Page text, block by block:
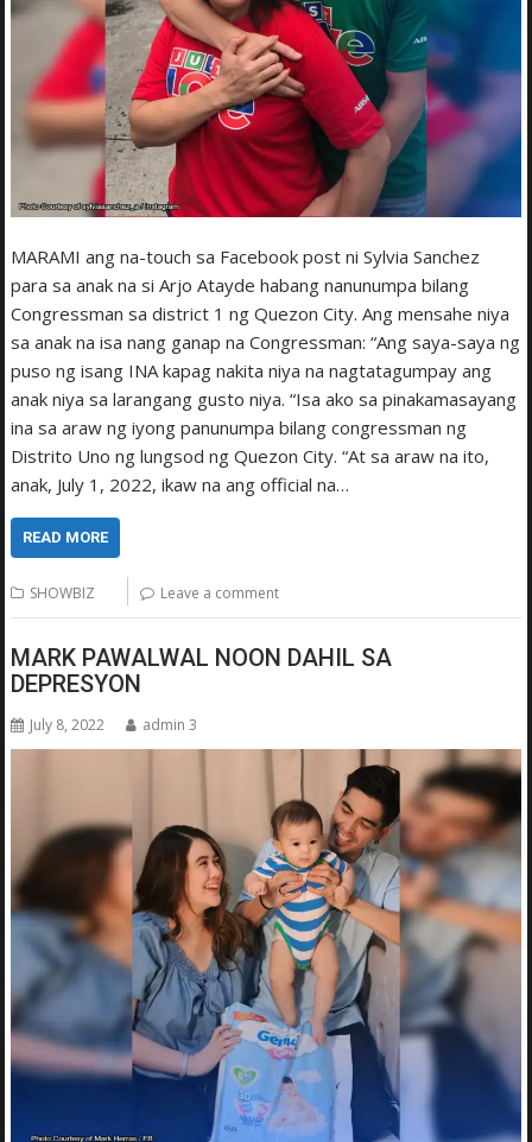
MARAMI ang na-touch sa Facebook post ni Sylvia Sanchez
para sa anak na si Arjo Atayde habang nanunumpa bilang
Congressman sa district 1 ng Quezon City. Ang mensahe niya
sa anak na isa nang ganap na Congressman: “Ang saya-saya ng
puso ng isang INA kapag nakita niya na nagtatagumpay ang
anak niya sa larangang gusto niya. “Isa ako sa pinakamasayang
ina sa araw ng iyong panunumpa bilang congressman ng
Distrito Uno ng lungsod ng Quezon City. “At sa araw na ito,
anak, July 1, 2022, ikaw na ang official na…
READ MORE
SHOWBIZ Leave a comment
MARK PAWALWAL NOON DAHIL SA
DEPRESYON
July 8, 2022 admin 3